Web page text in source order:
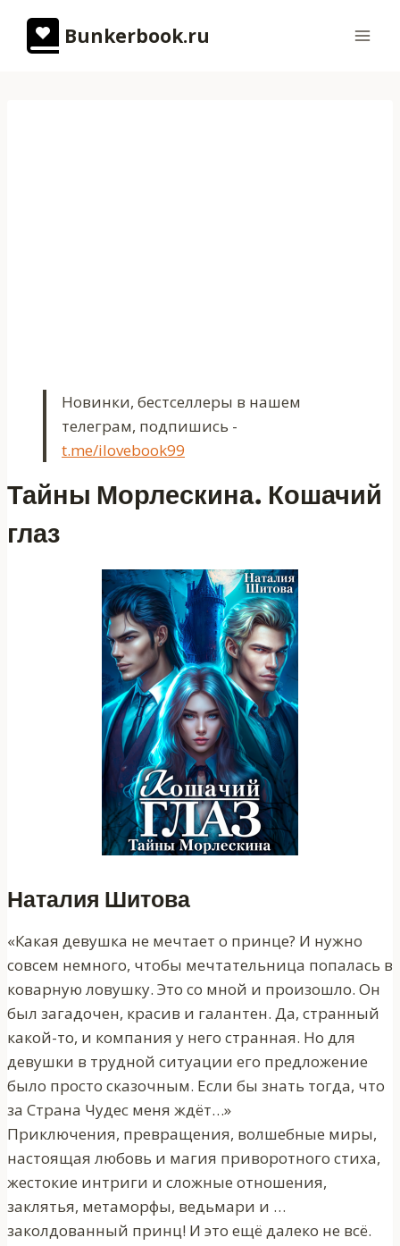
содержимому
Bunkerbook.ru
Новинки, бестселлеры в нашем
телеграм, подпишись -
t.me/ilovebook99
Тайны Морлескина. Кошачий
глаз
Наталия Шитова
«Какая девушка не мечтает о принце? И нужно
совсем немного, чтобы мечтательница попалась в
коварную ловушку. Это со мной и произошло. Он
был загадочен, красив и галантен. Да, странный
какой-то, и компания у него странная. Но для
девушки в трудной ситуации его предложение
было просто сказочным. Если бы знать тогда, что
за Страна Чудес меня ждёт…»
Приключения, превращения, волшебные миры,
настоящая любовь и магия приворотного стиха,
жестокие интриги и сложные отношения,
заклятья, метаморфы, ведьмари и …
заколдованный принц! И это ещё далеко не всё.